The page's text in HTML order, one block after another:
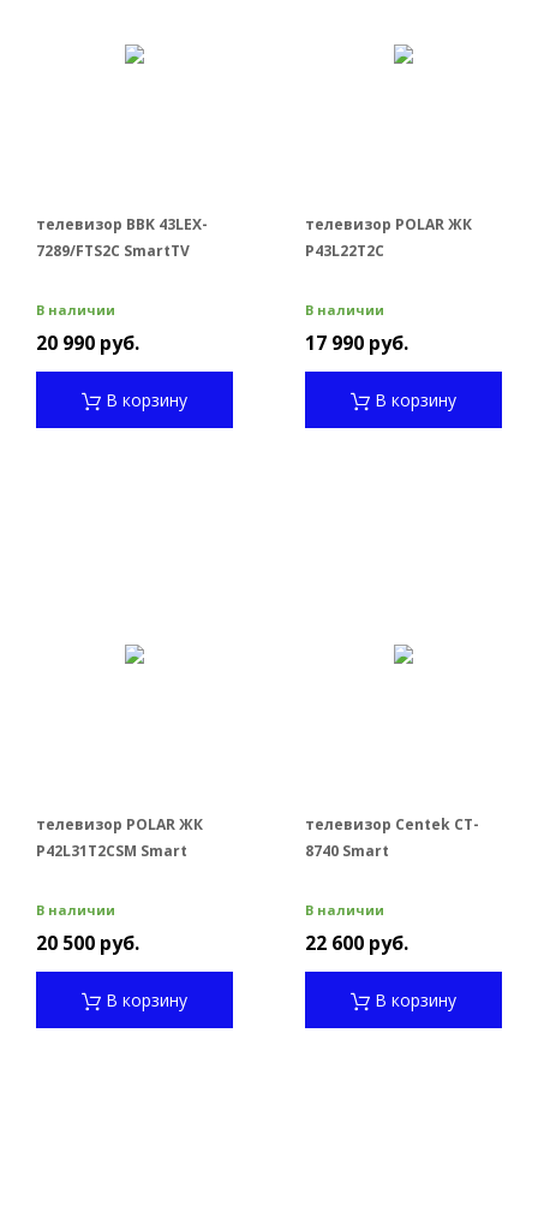
телевизор BBK 43LEX-
7289/FTS2C SmartTV
В наличии
20 990 руб.
В корзину
телевизор POLAR ЖК
P43L22T2C
В наличии
17 990 руб.
В корзину
телевизор POLAR ЖК
P42L31T2CSM Smart
В наличии
20 500 руб.
В корзину
телевизор Centek CT-
8740 Smart
В наличии
22 600 руб.
В корзину